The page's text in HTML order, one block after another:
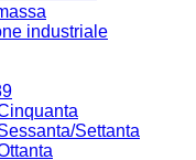
industriale
Settanta